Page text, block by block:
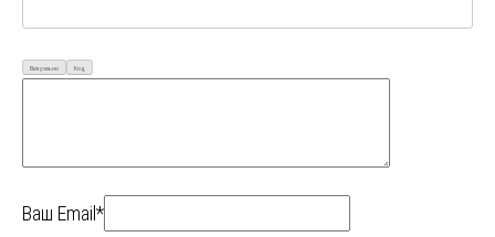
Визуально Код
Ваш Email*